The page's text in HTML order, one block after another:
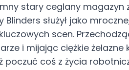
stary ceglany magazyn
Blinders służył jako
scen.
i mijając ciężkie żelazne
poczuć coś z życia